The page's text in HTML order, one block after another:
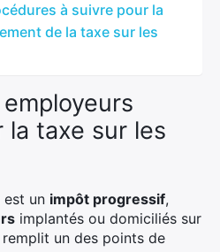
à suivre pour la
de la taxe sur les
la taxe sur les
est un impôt progressif,
implantés ou domiciliés sur
un des points de